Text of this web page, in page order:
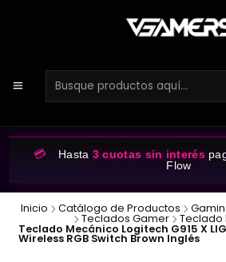
💳 Hasta 3 cuotas sin interés
Flow
Inicio Catálogo de Productos
Teclados Gamer Teclado
Teclado Mecánico Logitech G915 X
Wireless RGB Switch Brown Inglés